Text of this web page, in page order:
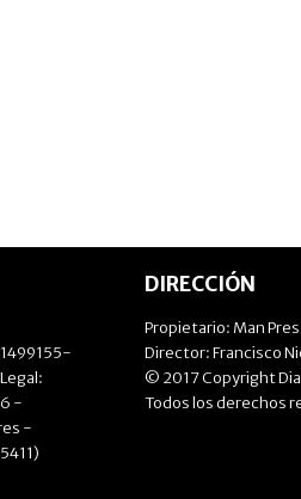
-
-
DIRECCIÓN
Propietario: Man
Director: Francisco
© 2017 Copyright
Todos los derechos